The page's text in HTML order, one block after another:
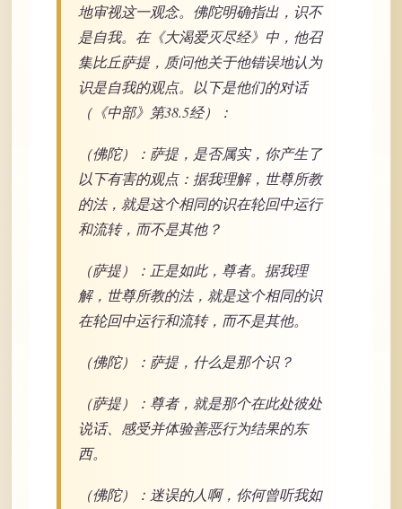
地审视这一观念。佛陀明确指出，识不
是自我。在《大渴爱灭尽经》中，他召
集比丘萨提，质问他关于他错误地认为
识是自我的观点。以下是他们的对话
（《中部》第38.5经）：
（佛陀）：萨提，是否属实，你产生了
以下有害的观点：据我理解，世尊所教
的法，就是这个相同的识在轮回中运行
和流转，而不是其他？
（萨提）：正是如此，尊者。据我理
解，世尊所教的法，就是这个相同的识
在轮回中运行和流转，而不是其他。
（佛陀）：萨提，什么是那个识？
（萨提）：尊者，就是那个在此处彼处
说话、感受并体验善恶行为结果的东
西。
（佛陀）：迷误的人啊，你何曾听我如